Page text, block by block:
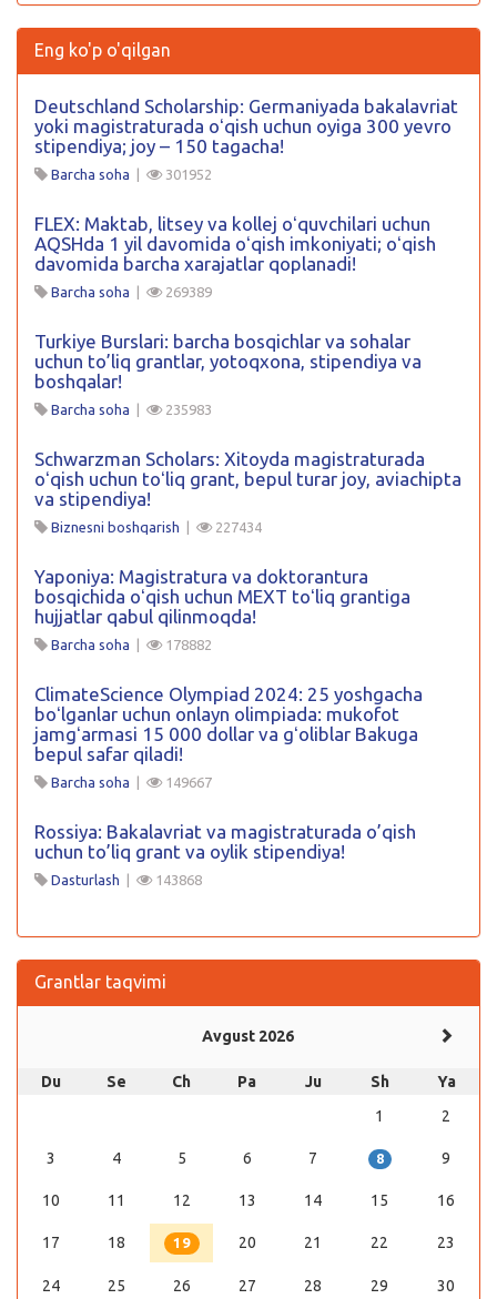
Eng ko'p o'qilgan
Deutschland Scholarship: Germaniyada bakalavriat
yoki magistraturada oʻqish uchun oyiga 300 yevro
stipendiya; joy – 150 tagacha!
Barcha soha | 301952
FLEX: Maktab, litsey va kollej oʻquvchilari uchun
AQSHda 1 yil davomida oʻqish imkoniyati; oʻqish
davomida barcha xarajatlar qoplanadi!
Barcha soha | 269389
Turkiye Burslari: barcha bosqichlar va sohalar
uchun to’liq grantlar, yotoqxona, stipendiya va
boshqalar!
Barcha soha | 235983
Schwarzman Scholars: Xitoyda magistraturada
oʻqish uchun toʻliq grant, bepul turar joy, aviachipta
va stipendiya!
Biznesni boshqarish | 227434
Yaponiya: Magistratura va doktorantura
bosqichida oʻqish uchun MEXT toʻliq grantiga
hujjatlar qabul qilinmoqda!
Barcha soha | 178882
ClimateScience Olympiad 2024: 25 yoshgacha
boʻlganlar uchun onlayn olimpiada: mukofot
jamgʻarmasi 15 000 dollar va gʻoliblar Bakuga
bepul safar qiladi!
Barcha soha | 149667
Rossiya: Bakalavriat va magistraturada o’qish
uchun to’liq grant va oylik stipendiya!
Dasturlash | 143868
Grantlar taqvimi
Avgust 2026
Du Se Ch Pa Ju Sh
Ya
1
2
3 4 5 6 7 8 9
10 11 12 13 14 15 16
17 18 19 20 21 22 23
24 25 26 27 28 29 30